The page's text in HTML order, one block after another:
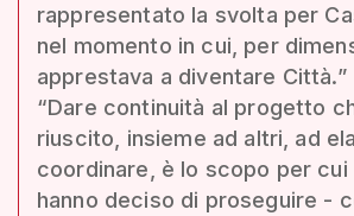
rappresentato la svolta per
nel momento in cui, per
apprestava a diventare Città.”
“Dare continuità al progetto
riuscito, insieme ad altri, ad
coordinare, è lo scopo per cui
hanno deciso di proseguire -